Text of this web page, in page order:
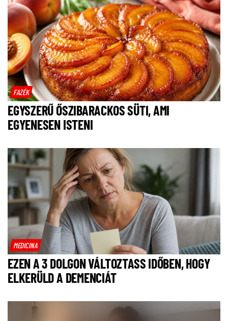
FAZÉK
EGYSZERŰ ŐSZIBARACKOS SÜTI, AMI
EGYENESEN ISTENI
MEDICINA
EZEN A 3 DOLGON VÁLTOZTASS IDŐBEN, HOGY
ELKERÜLD A DEMENCIÁT